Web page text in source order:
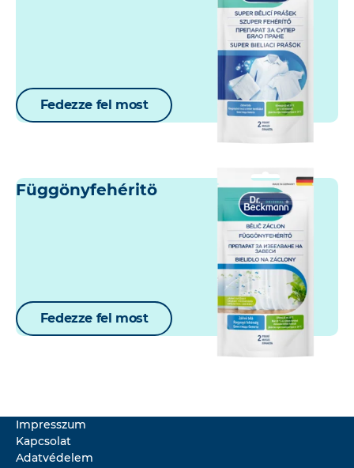
Fedezze fel most
Függönyfehéritö
Fedezze fel most
Impresszum
Kapcsolat
Adatvédelem